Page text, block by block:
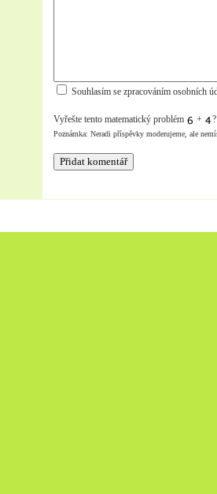
Souhlasím se zpracováním osobních
Vyřešte tento matematický problém +
Poznámka: Neradi příspěvky moderujeme, ale